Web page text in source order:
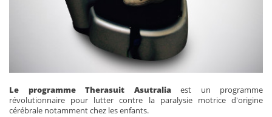
Le programme Therasuit Asutralia est un programme
révolutionnaire pour lutter contre la paralysie motrice d'origine
cérébrale notamment chez les enfants.